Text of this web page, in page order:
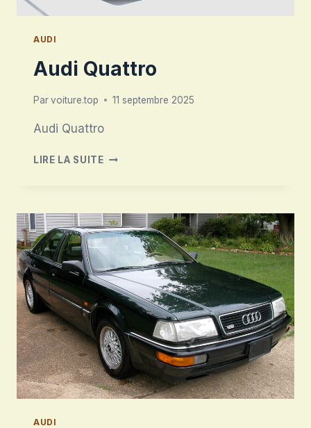
AUDI
Audi Quattro
Parvoiture.top 11 septembre 2025
Audi Quattro
LIRE LA SUITEAUDI
AUDI